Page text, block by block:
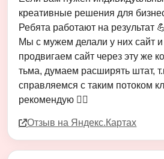
креативные решения для
Ребята работают на результат
Мы с мужем делали у них сайт и
продвигаем сайт через эту же
тьма, думаем расширять штат,
справляемся с таким потоком
рекомендую 👍🏻
Отзыв на Яндекс.Картах